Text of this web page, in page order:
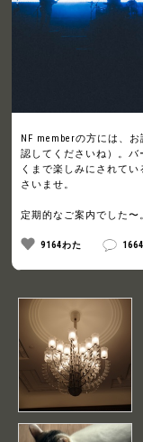
NF memberの方には、
認してくださいね）。
くまで楽しみにされて
さいませ。
定期的なご案内でした〜
9164わた 1664